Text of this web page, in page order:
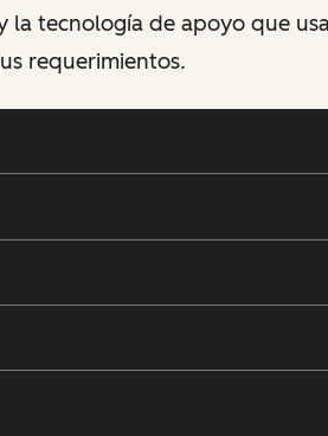
la tecnología de apoyo que
requerimientos.